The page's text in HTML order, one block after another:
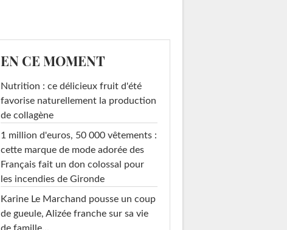
EN CE MOMENT
Nutrition : ce délicieux fruit d'été
favorise naturellement la production
de collagène
1 million d'euros, 50 000 vêtements :
cette marque de mode adorée des
Français fait un don colossal pour
les incendies de Gironde
Karine Le Marchand pousse un coup
de gueule, Alizée franche sur sa vie
de famille...